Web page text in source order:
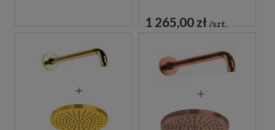
CHROM
1 265,00 zł szt.